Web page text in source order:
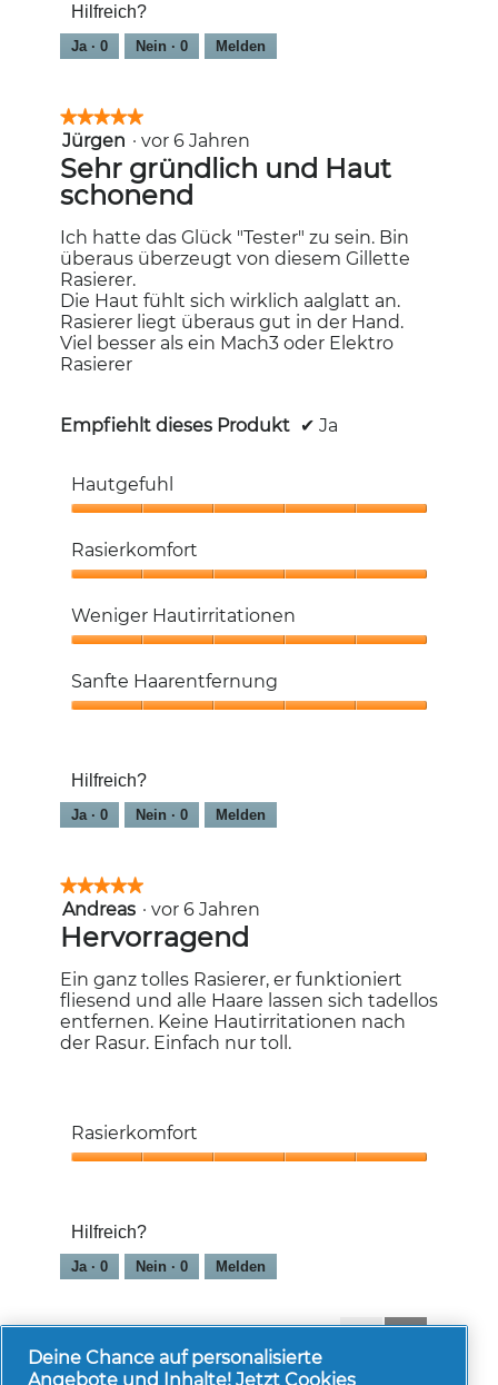
von
5
Hilfreich?
Ja · 0 Nein · 0 Melden
★★★★★
★★★★★
5
von
5
Sternen.
Jürgen · vor 6 Jahren
Sehr gründlich und Haut
schonend
Ich hatte das Glück "Tester" zu sein. Bin
überaus überzeugt von diesem Gillette
Rasierer.
Die Haut fühlt sich wirklich aalglatt an.
Rasierer liegt überaus gut in der Hand.
Viel besser als ein Mach3 oder Elektro
Rasierer
Empfiehlt dieses Produkt ✔ Ja
Hautgefuhl
5
von
Rasierkomfort
5
von
Weniger Hautirritationen
Hautirritationen,
5
Sanfte Haarentfernung
von
5
Hilfreich?
Ja · 0 Nein · 0 Melden
★★★★★
★★★★★
5
von
5
Sternen.
Andreas · vor 6 Jahren
Hervorragend
Ein ganz tolles Rasierer, er funktioniert
fliesend und alle Haare lassen sich tadellos
entfernen. Keine Hautirritationen nach
der Rasur. Einfach nur toll.
Rasierkomfort
5
Hilfreich?
Ja · 0 Nein · 0 Melden
Deine Chance auf personalisierte
Angebote und Inhalte! Jetzt Cookies